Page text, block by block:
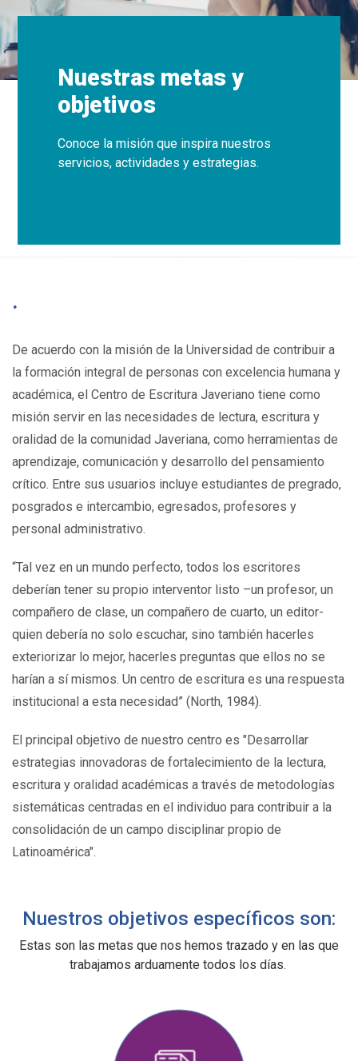
Nuestras metas y
objetivos
Conoce la misión que inspira nuestros
servicios, actividades y estrategias.
.
De acuerdo con la misión de la Universidad de contribuir a
la formación integral de personas con excelencia humana y
académica, el Centro de Escritura Javeriano tiene como
misión servir en las necesidades de lectura, escritura y
oralidad de la comunidad Javeriana, como herramientas de
aprendizaje, comunicación y desarrollo del pensamiento
crítico. Entre sus usuarios incluye estudiantes de pregrado,
posgrados e intercambio, egresados, profesores y
personal administrativo.
“Tal vez en un mundo perfecto, todos los escritores
deberían tener su propio interventor listo –un profesor, un
compañero de clase, un compañero de cuarto, un editor-
quien debería no solo escuchar, sino también hacerles
exteriorizar lo mejor, hacerles preguntas que ellos no se
harían a sí mismos. Un centro de escritura es una respuesta
institucional a esta necesidad” (North, 1984).
El principal objetivo de nuestro centro es "Desarrollar
estrategias innovadoras de fortalecimiento de la lectura,
escritura y oralidad académicas a través de metodologías
sistemáticas centradas en el individuo para contribuir a la
consolidación de un campo disciplinar propio de
Latinoamérica".
Nuestros objetivos específicos son:
Estas son las metas que nos hemos trazado y en las que
trabajamos arduamente todos los días.